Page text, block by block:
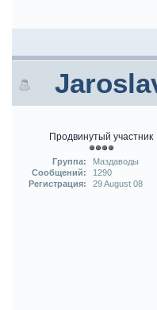
Продвинутый участник
Группа:
Маздаводы
Сообщений:
1290
Регистрация:
29 August 08